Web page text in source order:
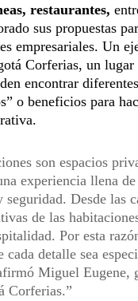
restaurantes,
sus propuestas
empresariales. Un
Corferias, un lugar
encontrar diferentes
o beneficios para
son espacios
experiencia llena
Desde las
de las
Por esta
cada detalle sea
Miguel Eugene,
Corferias.